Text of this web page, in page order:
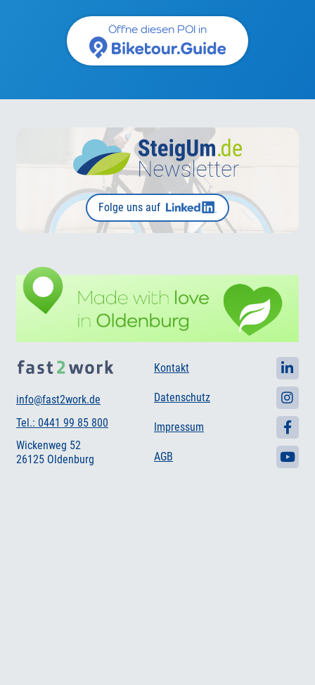
Öffne diesen POI in
Folge uns auf
info@fast2work.de
Tel.: 0441 99 85 800
Wickenweg 52
26125 Oldenburg
Kontakt
Datenschutz
Impressum
AGB